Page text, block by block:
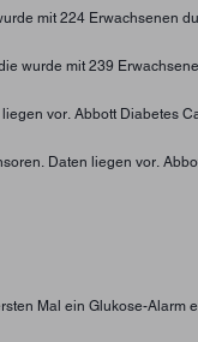
mit 224 Erwachsenen
wurde mit 239
vor. Abbott Diabetes
Daten liegen vor.
Mal ein Glukose-